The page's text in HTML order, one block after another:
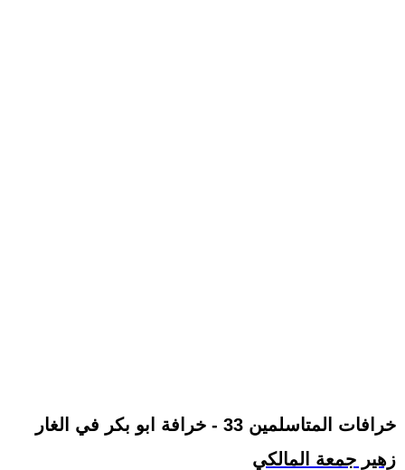
خرافات المتاسلمين 33 - خرافة ابو بكر في الغار
زهير جمعة المالكي